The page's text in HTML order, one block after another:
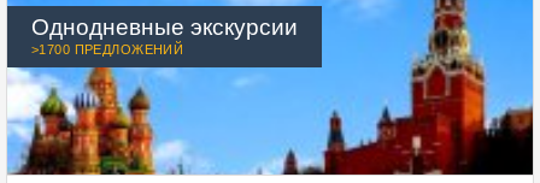
Однодневные экскурсии
>1700 ПРЕДЛОЖЕНИЙ